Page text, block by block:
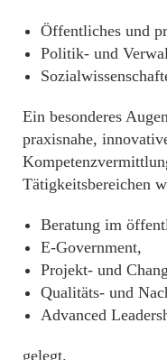
Öffentliches und
Politik- und
Ein besonderes
praxisnahe,
Tätigkeitsbereichen
Beratung im
E-Government,
Projekt- und
Qualitäts- und
Advanced
gelegt.